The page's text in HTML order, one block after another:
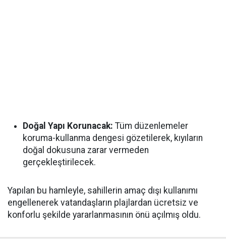
Doğal Yapı Korunacak: Tüm düzenlemeler
koruma-kullanma dengesi gözetilerek, kıyıların
doğal dokusuna zarar vermeden
gerçekleştirilecek.
Yapılan bu hamleyle, sahillerin amaç dışı kullanımı
engellenerek vatandaşların plajlardan ücretsiz ve
konforlu şekilde yararlanmasının önü açılmış oldu.